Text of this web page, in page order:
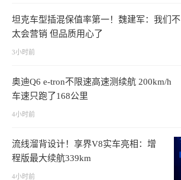
坦克车型插混保值率第一！魏建军：我们不
太会营销 但品质用心了
3小时前
奥迪Q6 e-tron不限速高速测续航 200km/h
车速只跑了168公里
4小时前
流线溜背设计！享界V8实车亮相：增
程版最大续航339km
4小时前